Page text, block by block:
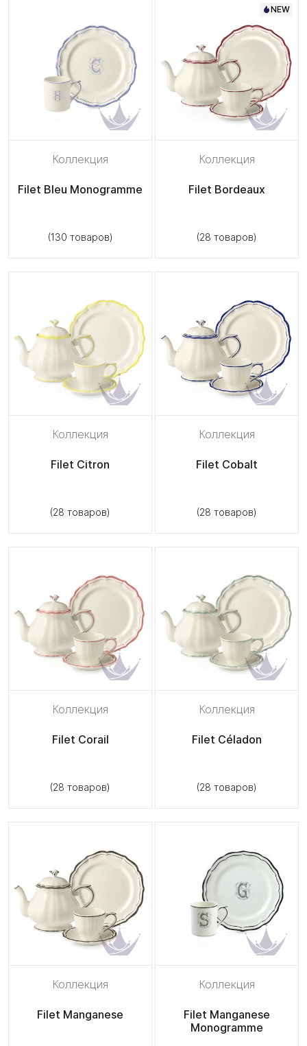
Коллекция
Filet Bleu Monogramme
(130 товаров)
NEW
Коллекция
Filet Bordeaux
(28 товаров)
Коллекция
Filet Citron
(28 товаров)
Коллекция
Filet Cobalt
(28 товаров)
Коллекция
Filet Corail
(28 товаров)
Коллекция
Filet Céladon
(28 товаров)
Коллекция
Filet Manganese
Коллекция
Filet Manganese
Monogramme